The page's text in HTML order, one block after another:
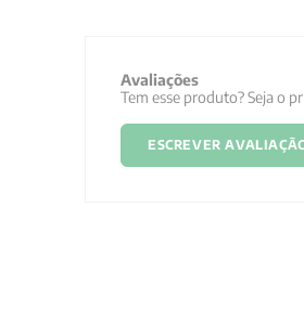
Avaliações
Tem esse produto? Seja o
ESCREVER